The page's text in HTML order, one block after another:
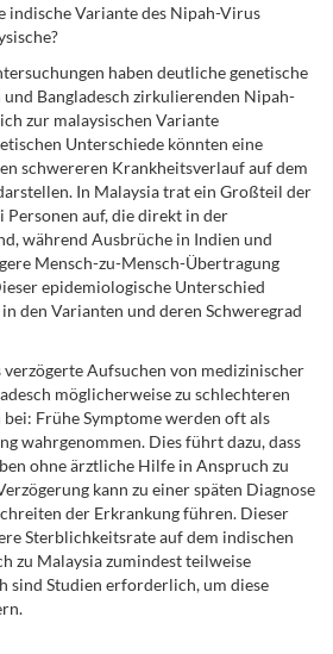
indische Variante des Nipah-Virus
haben deutliche genetische
Bangladesch zirkulierenden Nipah-
zur malaysischen Variante
Unterschiede könnten eine
schwereren Krankheitsverlauf auf dem
In Malaysia trat ein Großteil der
Personen auf, die direkt in der
während Ausbrüche in Indien und
Mensch-zu-Mensch-Übertragung
epidemiologische Unterschied
den Varianten und deren Schweregrad
Aufsuchen von medizinischer
möglicherweise zu schlechteren
bei: Frühe Symptome werden oft als
wahrgenommen. Dies führt dazu, dass
ohne ärztliche Hilfe in Anspruch zu
kann zu einer späten Diagnose
der Erkrankung führen. Dieser
Sterblichkeitsrate auf dem indischen
zu Malaysia zumindest teilweise
sind Studien erforderlich, um diese